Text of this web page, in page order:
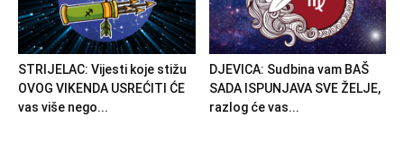
STRIJELAC: Vijesti koje stižu
OVOG VIKENDA USREĆITI ĆE
vas više nego...
DJEVICA: Sudbina vam BAŠ
SADA ISPUNJAVA SVE ŽELJE,
razlog će vas...